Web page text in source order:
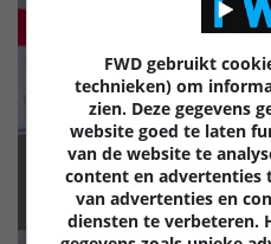
FWD gebruikt
technieken) om
zien. Deze gegevens
website goed te laten
van de website te
content en
van advertenties en
diensten te verbeteren.